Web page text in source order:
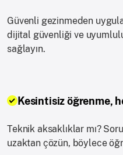
Güvenli gezinmeden
dijital güvenliği ve
sağlayın.
Kesintisiz öğrenme,
Teknik aksaklıklar mı?
uzaktan çözün, böylece